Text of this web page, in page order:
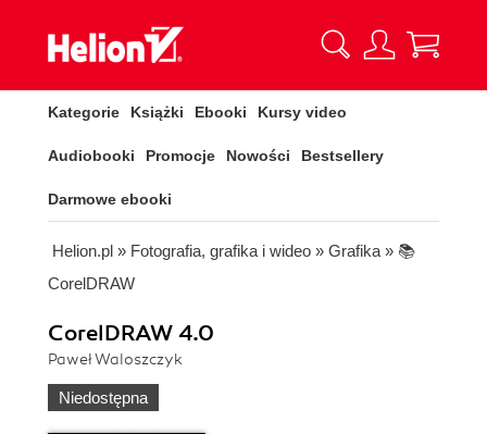
Kategorie Książki Ebooki Kursy video
Audiobooki Promocje Nowości Bestsellery
Darmowe ebooki
Helion.pl » Fotografia, grafika i wideo » Grafika » 📚
CorelDRAW
CorelDRAW 4.0
Paweł Waloszczyk
Niedostępna